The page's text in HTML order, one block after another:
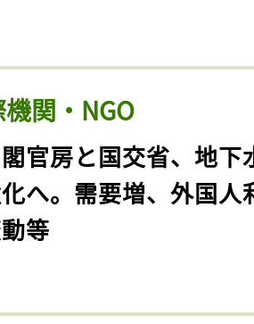
関・NGO
閣官房と国交省、地下
へ。需要増、外国人
等